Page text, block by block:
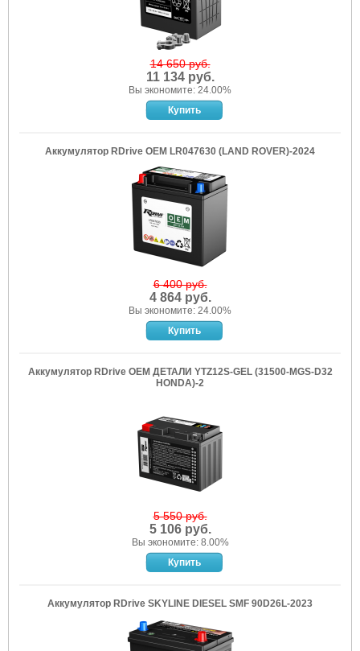
14 650 руб.
11 134 руб.
Вы экономите: 24.00%
Аккумулятор RDrive OEM LR047630 (LAND ROVER)-2024
6 400 руб.
4 864 руб.
Вы экономите: 24.00%
Аккумулятор RDrive OEM ДЕТАЛИ YTZ12S-GEL (31500-MGS-D32
HONDA)-2
5 550 руб.
5 106 руб.
Вы экономите: 8.00%
Аккумулятор RDrive SKYLINE DIESEL SMF 90D26L-2023